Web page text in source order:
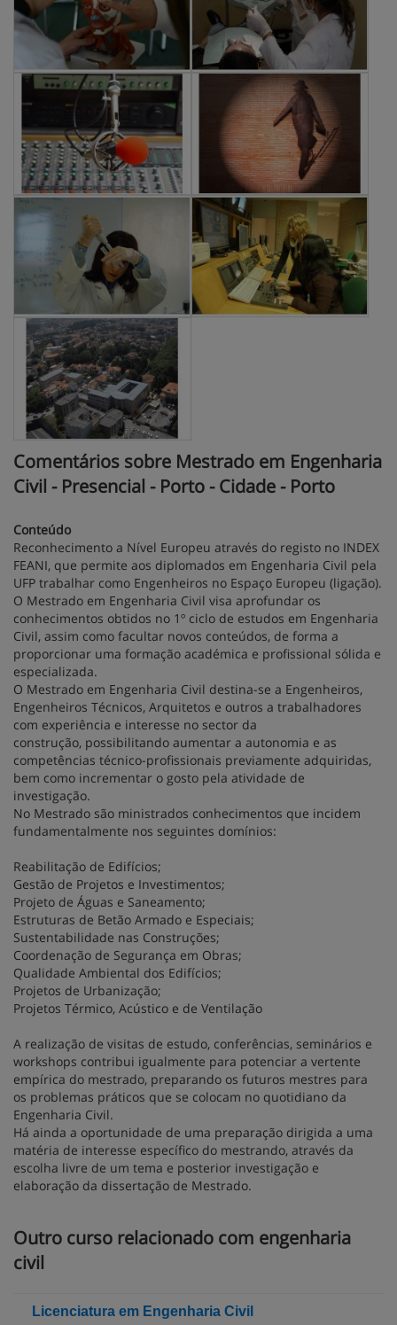
Comentários sobre Mestrado em Engenharia
Civil - Presencial - Porto - Cidade - Porto
Conteúdo
Reconhecimento a Nível Europeu através do registo no INDEX
FEANI, que permite aos diplomados em Engenharia Civil pela
UFP trabalhar como Engenheiros no Espaço Europeu (ligação).
O Mestrado em Engenharia Civil visa aprofundar os
conhecimentos obtidos no 1º ciclo de estudos em Engenharia
Civil, assim como facultar novos conteúdos, de forma a
proporcionar uma formação académica e profissional sólida e
especializada.
O Mestrado em Engenharia Civil destina-se a Engenheiros,
Engenheiros Técnicos, Arquitetos e outros a trabalhadores
com experiência e interesse no sector da
construção, possibilitando aumentar a autonomia e as
competências técnico-profissionais previamente adquiridas,
bem como incrementar o gosto pela atividade de
investigação.
No Mestrado são ministrados conhecimentos que incidem
fundamentalmente nos seguintes domínios:
Reabilitação de Edifícios;
Gestão de Projetos e Investimentos;
Projeto de Águas e Saneamento;
Estruturas de Betão Armado e Especiais;
Sustentabilidade nas Construções;
Coordenação de Segurança em Obras;
Qualidade Ambiental dos Edifícios;
Projetos de Urbanização;
Projetos Térmico, Acústico e de Ventilação
A realização de visitas de estudo, conferências, seminários e
workshops contribui igualmente para potenciar a vertente
empírica do mestrado, preparando os futuros mestres para
os problemas práticos que se colocam no quotidiano da
Engenharia Civil.
Há ainda a oportunidade de uma preparação dirigida a uma
matéria de interesse específico do mestrando, através da
escolha livre de um tema e posterior investigação e
elaboração da dissertação de Mestrado.
Outro curso relacionado com engenharia
civil
Licenciatura em Engenharia Civil